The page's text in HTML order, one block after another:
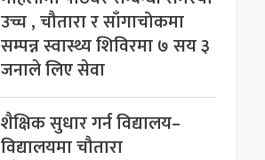
उच्च , चौतारा र साँगाचोकमा
सम्पन्न स्वास्थ्य शिविरमा ७ सय ३
जनाले लिए सेवा
शैक्षिक सुधार गर्न विद्यालय–
विद्यालयमा चौतारा